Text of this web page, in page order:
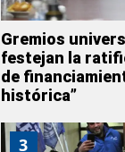
Gremios
festejan la
de
histórica”
3